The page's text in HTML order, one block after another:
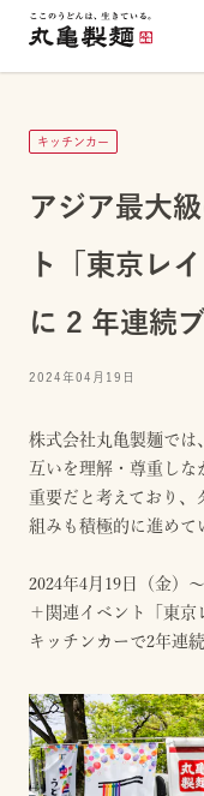
キッチンカー
アジア最大
ト「東京レ
に 2 年連続
2024年04月19日
株式会社丸亀製麺では
互いを理解・尊重し
重要だと考えており、
組みも積極的に進めて
2024年4月19日（金）
＋関連イベント「東京
キッチンカーで2年連